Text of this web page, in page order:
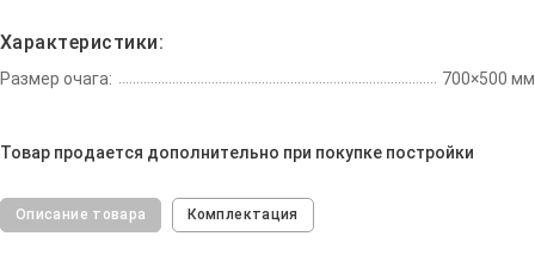
Характеристики:
Размер очага: 700×500 мм
Товар продается дополнительно при покупке постройки
Описание товара Комплектация